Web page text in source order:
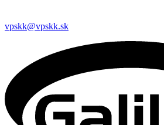
vpskk@vpskk.sk